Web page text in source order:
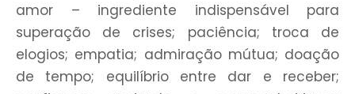
amor – ingrediente indispensável para
superação de crises; paciência; troca de
elogios; empatia; admiração mútua; doação
de tempo; equilíbrio entre dar e receber;